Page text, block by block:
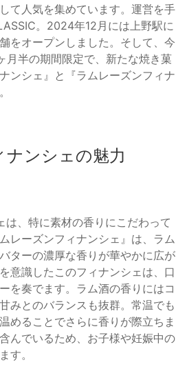
て人気を集めています。運営を手
。2024年12月には上野駅に
をオープンしました。そして、今
月半の期間限定で、新たな焼き菓
ンシェ』と『ラムレーズンフィナ
ナンシェの魅力
は、特に素材の香りにこだわって
レーズンフィナンシェ』は、ラム
ターの濃厚な香りが華やかに広が
意識したこのフィナンシェは、口
を奏でます。ラム酒の香りにはコ
みとのバランスも抜群。常温でも
めることでさらに香りが際立ちま
んでいるため、お子様や妊娠中の
す。